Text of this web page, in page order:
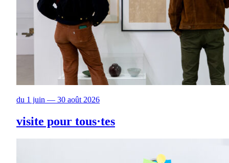
du 1 juin — 30 août 2026
visite pour tous·tes